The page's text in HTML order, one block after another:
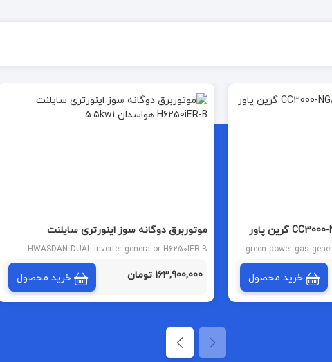
موتور برق گازسوز CC3000-NG/LPG گرین پاور
green power gas
خرید محصول
موتوربرق دوگانه سوز اینورتری سایلنت
H6250iER-B هواسدان 5.5kw
HWASDAN DUAL inverter generator H6250IER-B
163,900,000 تومان خرید محصول